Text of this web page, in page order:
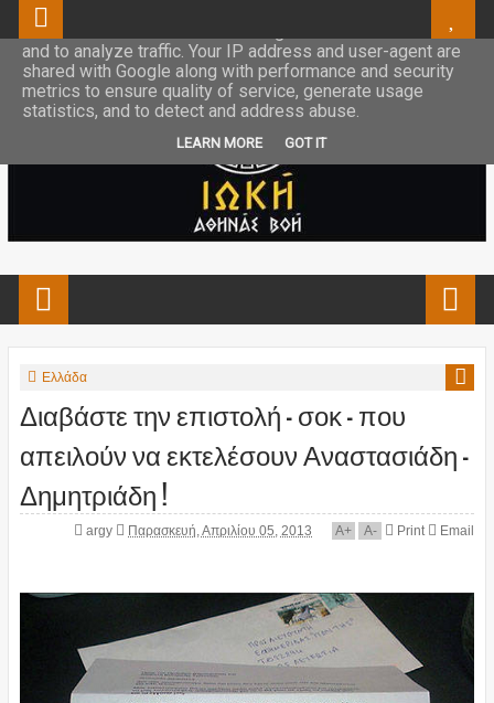
Ελλάδα
Διαβάστε την επιστολή - σοκ - που
απειλούν να εκτελέσουν Αναστασιάδη -
Δημητριάδη !
argy Παρασκευή, Απριλίου 05, 2013 A+ A- Print Email
This site uses cookies from Google to deliver its services
and to analyze traffic. Your IP address and user-agent are
shared with Google along with performance and security
metrics to ensure quality of service, generate usage
statistics, and to detect and address abuse.
LEARN MORE GOT IT